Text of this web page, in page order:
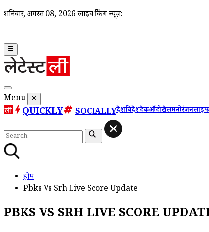
शनिवार, अगस्त 08, 2026 लाइव ब्रेकिंग न्यूज़:
☰
Menu ✕
QUICKLY SOCIALLYदेशविदेशटेकऑटोखेलमनोरंजन
होम
Pbks Vs Srh Live Score Update
PBKS VS SRH LIVE SCORE